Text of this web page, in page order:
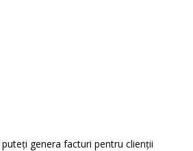
genera facturi pentru clienții